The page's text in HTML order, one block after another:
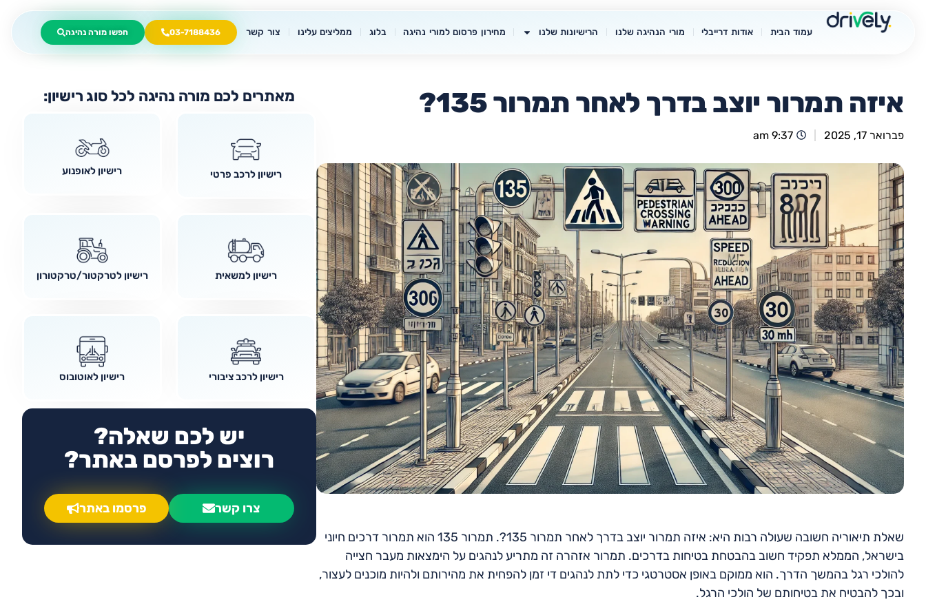
עמוד הבית אודות דרייבלי מורי הנהיגה שלנו הרישיונות שלנו מחירון פרסום למורי נהיגה בלוג ממליצים עלינו צור קשר 03-7188436 חפשו מורה נהיגה
איזה תמרור יוצב בדרך לאחר תמרור 135?
פברואר 17, 2025 9:37 am
שאלת תיאוריה חשובה שעולה רבות היא: איזה תמרור יוצב בדרך לאחר תמרור 135?. תמרור 135 הוא תמרור דרכים חיוני
בישראל, הממלא תפקיד חשוב בהבטחת בטיחות בדרכים. תמרור אזהרה זה מתריע לנהגים על הימצאות מעבר חצייה
להולכי רגל בהמשך הדרך. הוא ממוקם באופן אסטרטגי כדי לתת לנהגים די זמן להפחית את מהירותם ולהיות מוכנים לעצור,
ובכך להבטיח את בטיחותם של הולכי הרגל.
מאתרים לכם מורה נהיגה לכל סוג רישיון:
רישיון לרכב פרטי רישיון לאופנוע
רישיון למשאית רישיון לטרקטור/טרקטורון
רישיון לרכב ציבורי רישיון לאוטובוס
יש לכם שאלה?
רוצים לפרסם באתר?
צרו קשר פרסמו באתר